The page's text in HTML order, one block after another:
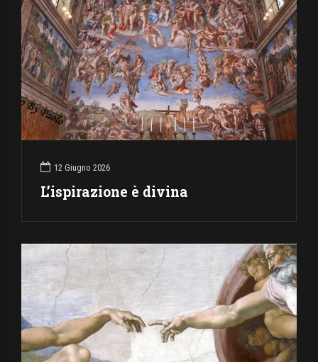
12 Giugno 2026
L’ispirazione è divina